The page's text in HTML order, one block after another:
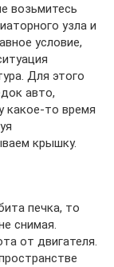
возьмитесь
узла и
условие,
Для этого
авто,
какое-то время
крышку.
печка, то
снимая.
от двигателя.